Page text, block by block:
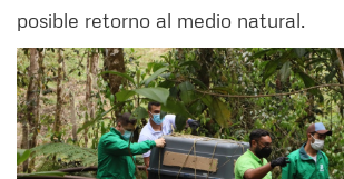
posible retorno al medio natural.